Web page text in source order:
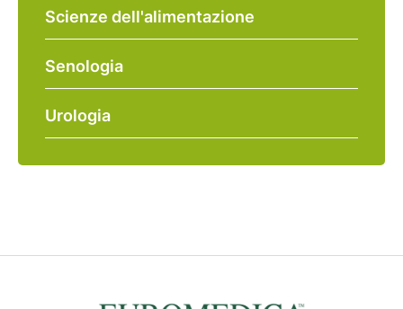
Scienze dell'alimentazione
Senologia
Urologia